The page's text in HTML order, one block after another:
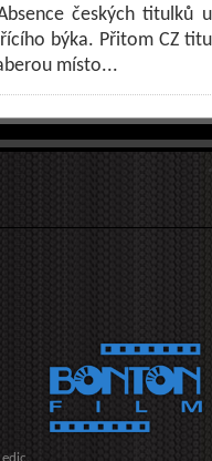
českých titulků
býka. Přitom CZ
místo...